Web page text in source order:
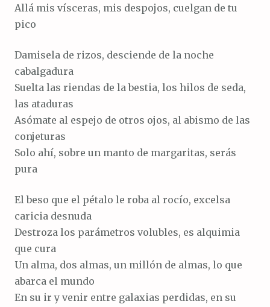
Allá mis vísceras, mis despojos, cuelgan de tu
pico
Damisela de rizos, desciende de la noche
cabalgadura
Suelta las riendas de la bestia, los hilos de seda,
las ataduras
Asómate al espejo de otros ojos, al abismo de las
conjeturas
Solo ahí, sobre un manto de margaritas, serás
pura
El beso que el pétalo le roba al rocío, excelsa
caricia desnuda
Destroza los parámetros volubles, es alquimia
que cura
Un alma, dos almas, un millón de almas, lo que
abarca el mundo
En su ir y venir entre galaxias perdidas, en su